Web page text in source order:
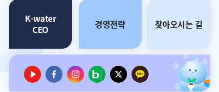
K-water
CEO
경영전략 찾아오시는 길